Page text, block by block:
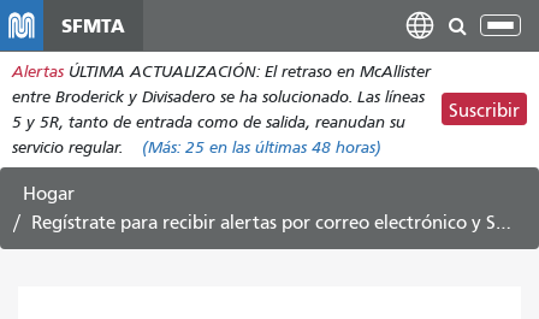
contenido
principal
SFMTA
Alertas ÚLTIMA ACTUALIZACIÓN: El retraso en McAllister
entre Broderick y Divisadero se ha solucionado. Las líneas
5 y 5R, tanto de entrada como de salida, reanudan su
servicio regular.
(Más: 25 en las últimas 48 horas)
Suscribir
Hogar
Regístrate para recibir alertas por correo electrónico y SMS.